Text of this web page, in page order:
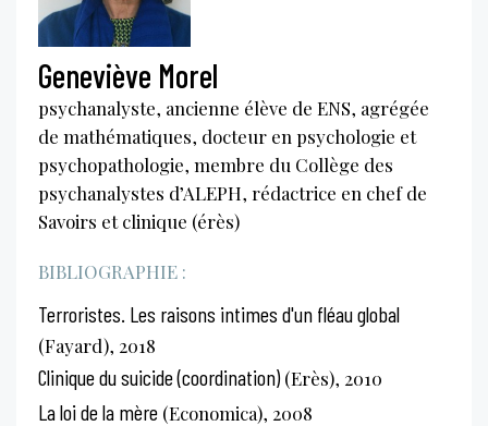
Geneviève Morel
psychanalyste, ancienne élève de ENS, agrégée
de mathématiques, docteur en psychologie et
psychopathologie, membre du Collège des
psychanalystes d’ALEPH, rédactrice en chef de
Savoirs et clinique (érès)
BIBLIOGRAPHIE :
Terroristes. Les raisons intimes d'un fléau global
(Fayard), 2018
Clinique du suicide (coordination)(Erès), 2010
La loi de la mère (Economica), 2008